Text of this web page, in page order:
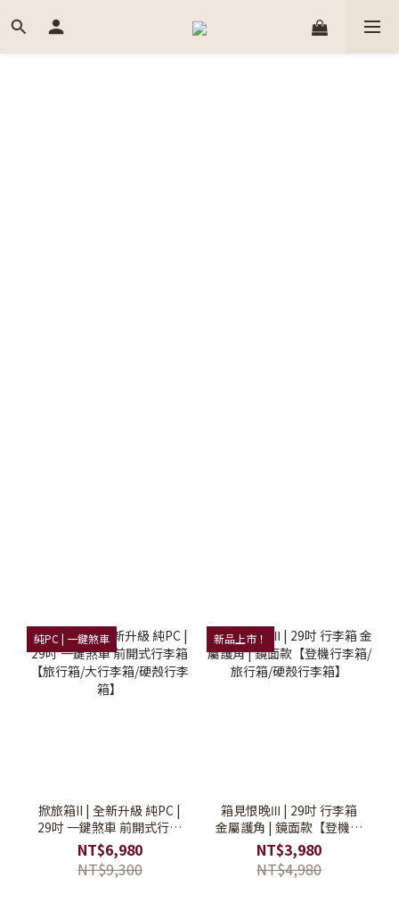
純PC | 一鍵煞車
掀旅箱II | 全新升級 純PC |
29吋 一鍵煞車 前開式行李
箱【旅行箱/大行李箱/硬殼
行李箱】
NT$6,980
NT$9,300
新品上市！
箱見恨晚Ⅲ | 29吋 行李箱
金屬護角 | 鏡面款【登機行
李箱/旅行箱/硬殼行李箱】
NT$3,980
NT$4,980